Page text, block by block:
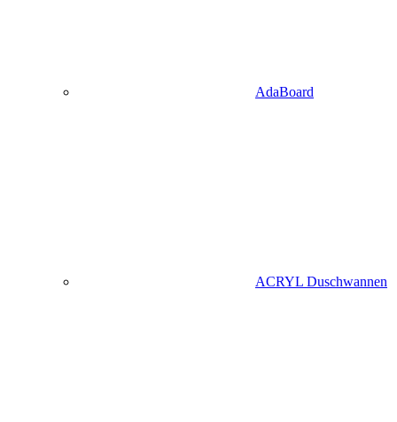
AdaBoard
ACRYL Duschwannen